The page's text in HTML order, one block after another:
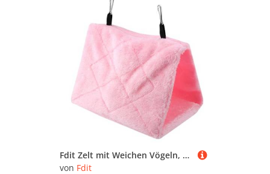
Fdit Zelt mit Weichen Vögeln, Heißer Hangar für Vögel, Bequeme Hängematte, Bequemes Winterbett für Haustiere (S)
von Fdit